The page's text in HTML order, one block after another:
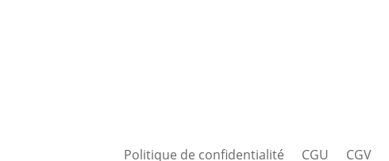
Politique de confidentialité CGU CGV